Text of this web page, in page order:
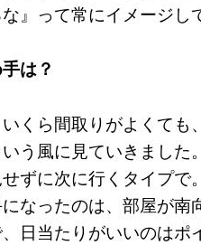
』って常にイメージし
は？
いくら間取りがよくて
う風に見ていきました
ずに次に行くタイプ
なったのは、部屋が南
日当たりがいいのはポ